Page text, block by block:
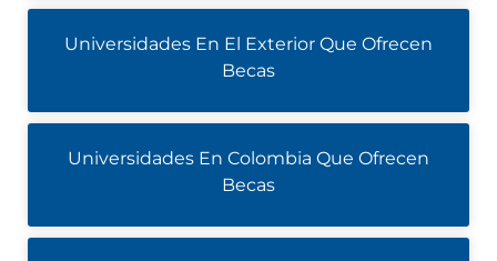
Universidades En El Exterior Que Ofrecen
Becas
Universidades En Colombia Que Ofrecen
Becas